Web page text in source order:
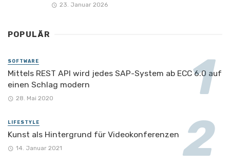
23. Januar 2026
POPULÄR
SOFTWARE
Mittels REST API wird jedes SAP-System ab ECC 6.0 auf
einen Schlag modern
28. Mai 2020
LIFESTYLE
Kunst als Hintergrund für Videokonferenzen
14. Januar 2021